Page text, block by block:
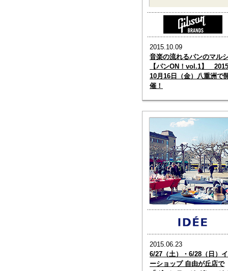
2015.10.09
音楽の流れるパンのマル
【パンON！vol.1】
10月16日（金）八重洲で
催！
2015.06.23
6/27（土）・6/28（日）
ーショップ 自由が丘店で